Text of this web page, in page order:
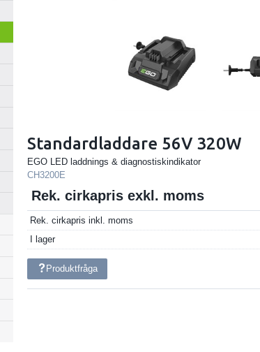
Standardladdare 56V 320W
EGO LED laddnings & diagnostiskindikator
CH3200E
Rek. cirkapris exkl. moms
Rek. cirkapris inkl. moms
I lager
Produktfråga